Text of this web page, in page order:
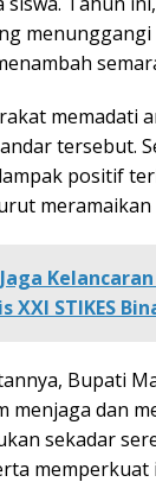
memadati
tersebut.
positif
meramaikan
Jaga
XXI STIKES
Bupati
menjaga dan
sekadar